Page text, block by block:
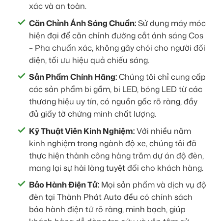
xác và an toàn.
Căn Chỉnh Ánh Sáng Chuẩn:Sử dụng máy móc
hiện đại để căn chỉnh đường cắt ánh sáng Cos
– Pha chuẩn xác, không gây chói cho người đối
diện, tối ưu hiệu quả chiếu sáng.
Sản Phẩm Chính Hãng:Chúng tôi chỉ cung cấp
các sản phẩm bi gầm, bi LED, bóng LED từ các
thương hiệu uy tín, có nguồn gốc rõ ràng, đầy
đủ giấy tờ chứng minh chất lượng.
Kỹ Thuật Viên Kinh Nghiệm:Với nhiều năm
kinh nghiệm trong ngành độ xe, chúng tôi đã
thực hiện thành công hàng trăm dự án độ đèn,
mang lại sự hài lòng tuyệt đối cho khách hàng.
Bảo Hành Điện Tử: Mọi sản phẩm và dịch vụ độ
đèn tại Thành Phát Auto đều có chính sách
bảo hành điện tử rõ ràng, minh bạch, giúp